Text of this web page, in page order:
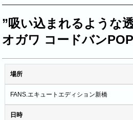
”吸い込まれるような
オガワ コードバン
場所
FANS.エキュートエディション新橋
日時